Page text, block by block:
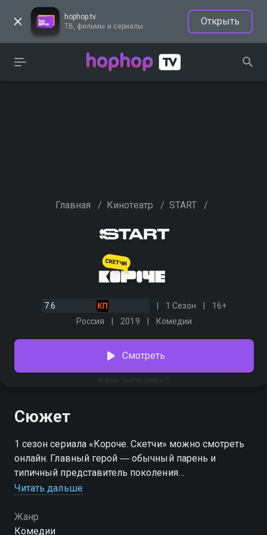
hophop.tv
ТВ, фильмы и сериалы
Открыть
Главная / Кинотеатр / START /
7.6 1 Сезон
16+
Россия
2019 Комедии
Короче. Скетчи (сезон 1)
Смотреть
Сюжет
1 сезон сериала «Короче. Скетчи» можно смотреть
онлайн. Главный герой ― обычный парень и
типичный представитель поколения
тридцатилетних. Все, что его волнует в
отношения с друзьями и родителями, построение
карьеры, бытовые вопросы. Как и все его
Читать дальше
Жанр
Комедии